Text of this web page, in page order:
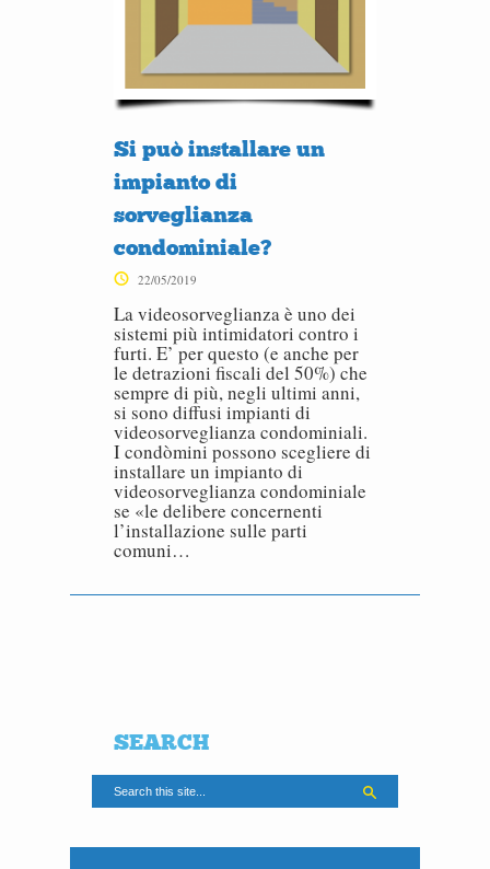
Si può installare un
impianto di
sorveglianza
condominiale?
22/05/2019
La videosorveglianza è uno dei
sistemi più intimidatori contro i
furti. E’ per questo (e anche per
le detrazioni fiscali del 50%) che
sempre di più, negli ultimi anni,
si sono diffusi impianti di
videosorveglianza condominiali.
I condòmini possono scegliere di
installare un impianto di
videosorveglianza condominiale
se «le delibere concernenti
l’installazione sulle parti
comuni…
SEARCH